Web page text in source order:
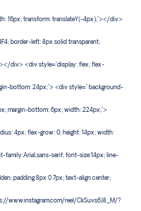
16px; transform: translateY(-4px);"></div>
border-left: 8px solid transparent;
div> <div style="display: flex; flex-
bottom: 24px;"> <div style=" background-
margin-bottom: 6px; width: 224px;">
4px; flex-grow: 0; height: 14px; width:
serif; font-size:14px; line-
padding:8px 0 7px; text-align:center;
www.instagram.com/reel/CkSuvs6J8_M/?